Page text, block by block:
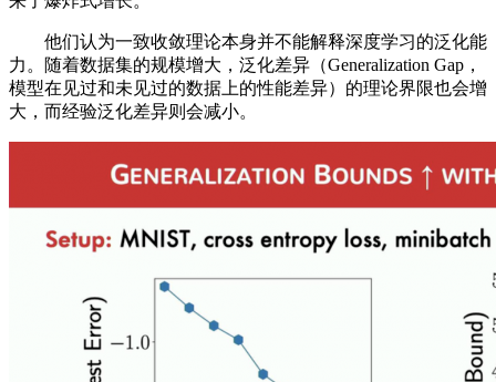
他们认为一致收敛理论本身并不能解释深度学习的泛化能
力。随着数据集的规模增大，泛化差异（Generalization Gap，
模型在见过和未见过的数据上的性能差异）的理论界限也会增
大，而经验泛化差异则会减小。